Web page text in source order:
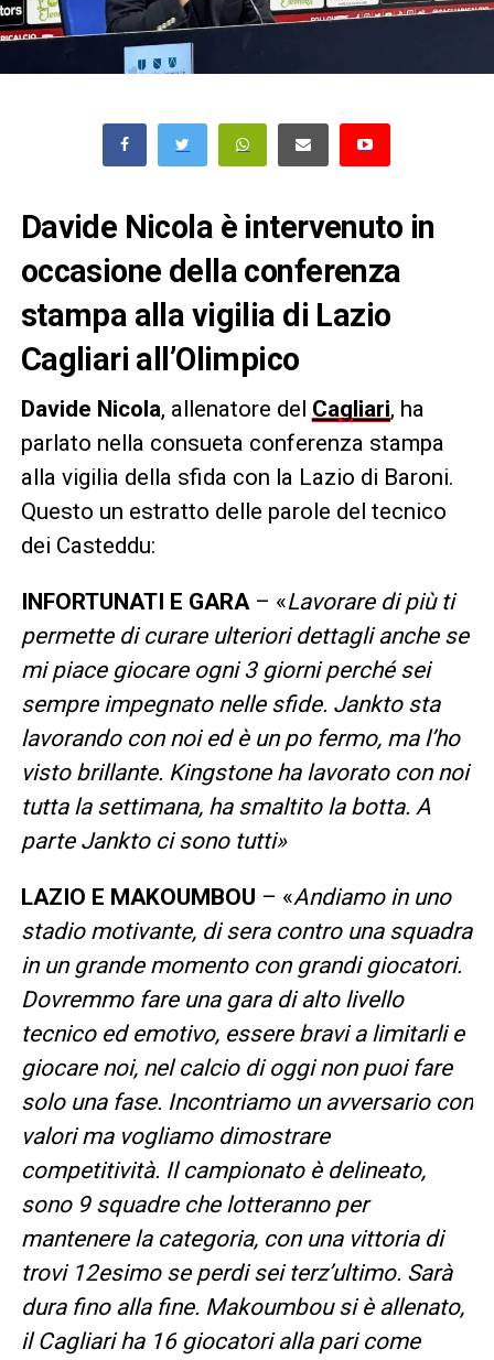
Davide Nicola è intervenuto in
occasione della conferenza
stampa alla vigilia di Lazio
Cagliari all’Olimpico
Davide Nicola, allenatore del Cagliari, ha
parlato nella consueta conferenza stampa
alla vigilia della sfida con la Lazio di Baroni.
Questo un estratto delle parole del tecnico
dei Casteddu:
INFORTUNATI E GARA– «Lavorare di più ti
permette di curare ulteriori dettagli anche se
mi piace giocare ogni 3 giorni perché sei
sempre impegnato nelle sfide. Jankto sta
lavorando con noi ed è un po fermo, ma l’ho
visto brillante. Kingstone ha lavorato con noi
tutta la settimana, ha smaltito la botta. A
parte Jankto ci sono tutti»
LAZIO E MAKOUMBOU – «Andiamo in uno
stadio motivante, di sera contro una squadra
in un grande momento con grandi giocatori.
Dovremmo fare una gara di alto livello
tecnico ed emotivo, essere bravi a limitarli e
giocare noi, nel calcio di oggi non puoi fare
solo una fase. Incontriamo un avversario con
valori ma vogliamo dimostrare
competitività. Il campionato è delineato,
sono 9 squadre che lotteranno per
mantenere la categoria, con una vittoria di
trovi 12esimo se perdi sei terz’ultimo. Sarà
dura fino alla fine. Makoumbou si è allenato,
il Cagliari ha 16 giocatori alla pari come